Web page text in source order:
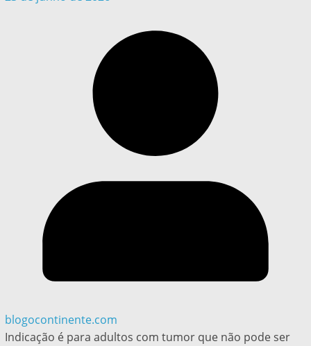
blogocontinente.com
Indicação é para adultos com tumor que não pode ser